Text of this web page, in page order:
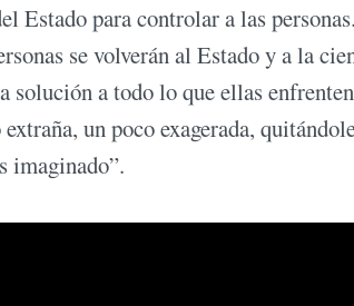
Estado para controlar a las
se volverán al Estado y a la
solución a todo lo que ellas
un poco exagerada,
imaginado”.